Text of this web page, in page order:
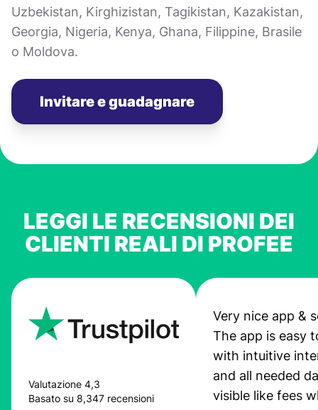
Uzbekistan, Kirghizistan, Tagikistan, Kazakistan,
Georgia, Nigeria, Kenya, Ghana, Filippine, Brasile
o Moldova.
Invitare e guadagnare
LEGGI LE RECENSIONI DEI
CLIENTI REALI DI PROFEE
Valutazione 4,3
Basato su 8,347 recensioni
Very nice app &
The app is easy
with intuitive
and all needed
visible like fees